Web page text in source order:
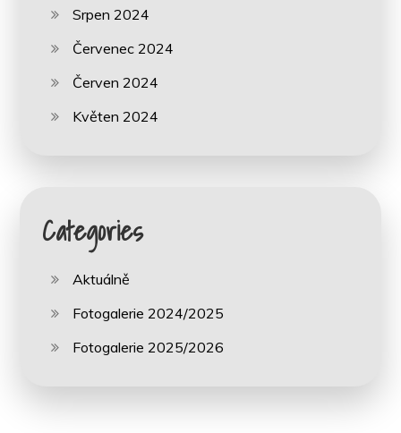
Srpen 2024
Červenec 2024
Červen 2024
Květen 2024
Categories
Aktuálně
Fotogalerie 2024/2025
Fotogalerie 2025/2026